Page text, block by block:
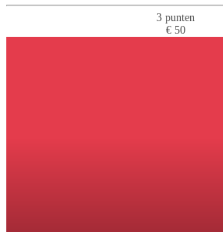
3 punten
€ 50